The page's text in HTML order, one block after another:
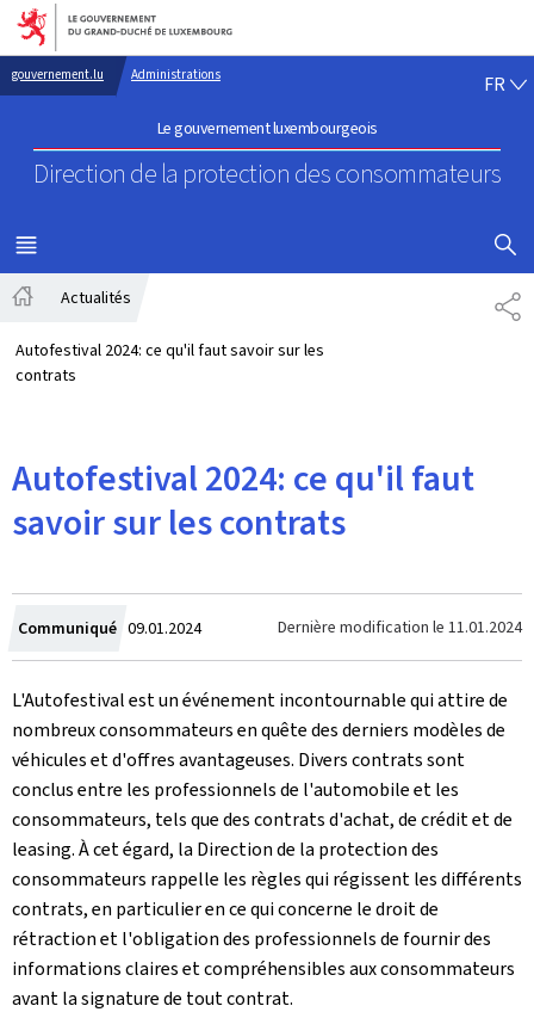
Aller au menu principal
Aller au contenu
gouvernement.lu Administrations
Le gouvernement luxembourgeois
Direction de la protection des consommateurs
FR
MENU
PRINCIPAL
Actualités
Autofestival 2024: ce qu'il faut savoir sur les
contrats
Autofestival 2024: ce qu'il faut
savoir sur les contrats
Communiqué Crée
le
09.01.2024 Dernière modification le 11.01.2024
L'Autofestival est un événement incontournable qui attire de
nombreux consommateurs en quête des derniers modèles de
véhicules et d'offres avantageuses. Divers contrats sont
conclus entre les professionnels de l'automobile et les
consommateurs, tels que des contrats d'achat, de crédit et de
leasing. À cet égard, la Direction de la protection des
consommateurs rappelle les règles qui régissent les différents
contrats, en particulier en ce qui concerne le droit de
rétraction et l'obligation des professionnels de fournir des
informations claires et compréhensibles aux consommateurs
avant la signature de tout contrat.